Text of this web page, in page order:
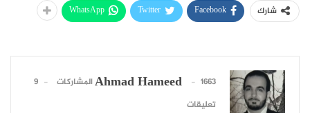
شارك Facebook
Twitter
WhatsApp
Ahmad Hameed 1663 المشاركات
9
تعليقات